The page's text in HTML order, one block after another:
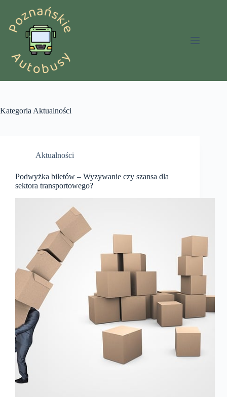
treści
Kategoria Aktualności
Aktualności
Podwyżka biletów – Wyzywanie czy szansa dla
sektora transportowego?